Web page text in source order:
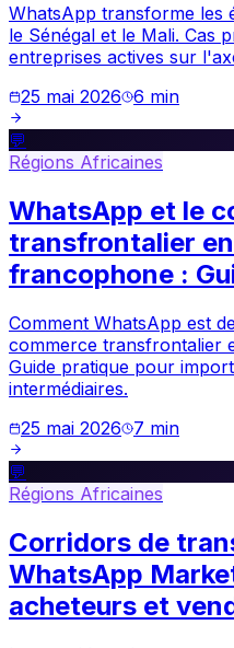
WhatsApp transforme les
le Sénégal et le Mali. Cas
entreprises actives sur
25 mai 2026 6 min
💬
Régions Africaines
WhatsApp et le
transfrontalier
francophone :
Comment WhatsApp est
commerce transfrontalier
Guide pratique pour
intermédiaires.
25 mai 2026
7 min
💬
Régions Africaines
Corridors de
WhatsApp
acheteurs et